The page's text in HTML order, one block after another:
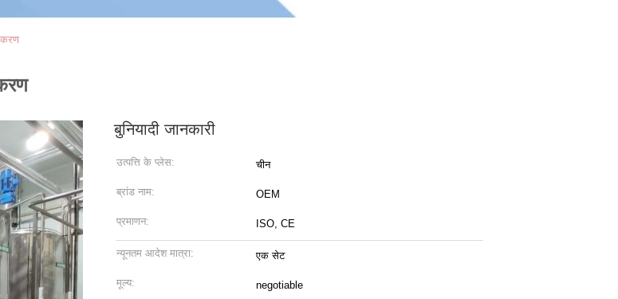
बुनियादी जानकारी
उत्पत्ति के प्लेस: चीन
ब्रांड नाम: OEM
प्रमाणन: ISO, CE
न्यूनतम आदेश मात्रा: एक सेट
मूल्य: negotiable